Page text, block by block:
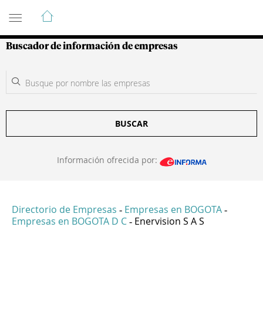
Guía de Empresas Colombianas
Buscador de información de empresas
BUSCAR
Información ofrecida por:
Directorio de Empresas - Empresas en BOGOTA -
Empresas en BOGOTA D C - Enervision S A S